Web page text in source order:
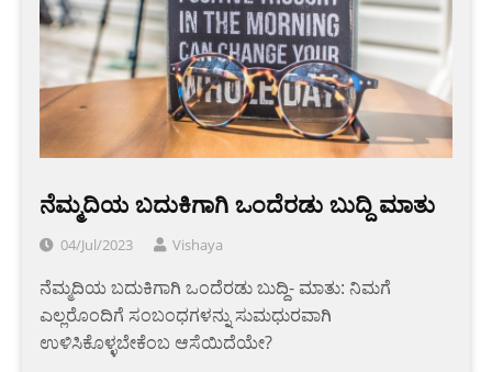
ನೆಮ್ಮದಿಯ ಬದುಕಿಗಾಗಿ ಒಂದೆರಡು ಬುದ್ದಿ ಮಾತು
04/Jul/2023 Vishaya
ನೆಮ್ಮದಿಯ ಬದುಕಿಗಾಗಿ ಒಂದೆರಡು ಬುದ್ದಿ- ಮಾತು: ನಿಮಗೆ
ಎಲ್ಲರೊಂದಿಗೆ ಸಂಬಂಧಗಳನ್ನು ಸುಮಧುರವಾಗಿ
ಉಳಿಸಿಕೊಳ್ಳಬೇಕೆಂಬ ಆಸೆಯಿದೆಯೇ?